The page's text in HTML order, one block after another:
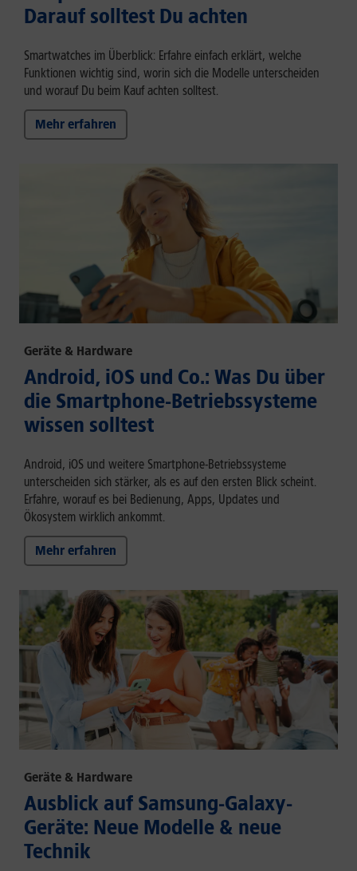
Darauf solltest Du achten
Smartwatches im Überblick: Erfahre einfach erklärt, welche
Funktionen wichtig sind, worin sich die Modelle unterscheiden
und worauf Du beim Kauf achten solltest.
Mehr erfahren
Geräte & Hardware
Android, iOS und Co.: Was Du über
die Smartphone-Betriebssysteme
wissen solltest
Android, iOS und weitere Smartphone-Betriebssysteme
unterscheiden sich stärker, als es auf den ersten Blick scheint.
Erfahre, worauf es bei Bedienung, Apps, Updates und
Ökosystem wirklich ankommt.
Mehr erfahren
Geräte & Hardware
Ausblick auf Samsung-Galaxy-
Geräte: Neue Modelle & neue
Technik